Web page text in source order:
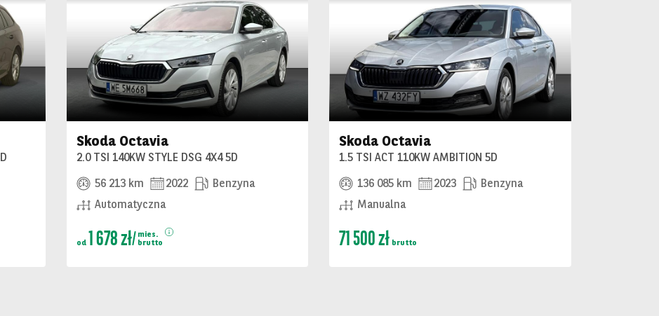
Skoda Octavia
2.0 TSI 140KW STYLE DSG 4X4 5D
56 213 km
2022
Benzyna
Automatyczna
od 1 678 zł
mies.
brutto
Skoda Octavia
1.5 TSI ACT 110KW AMBITION 5D
136 085 km
2023
Benzyna
Manualna
71 500 zł brutto